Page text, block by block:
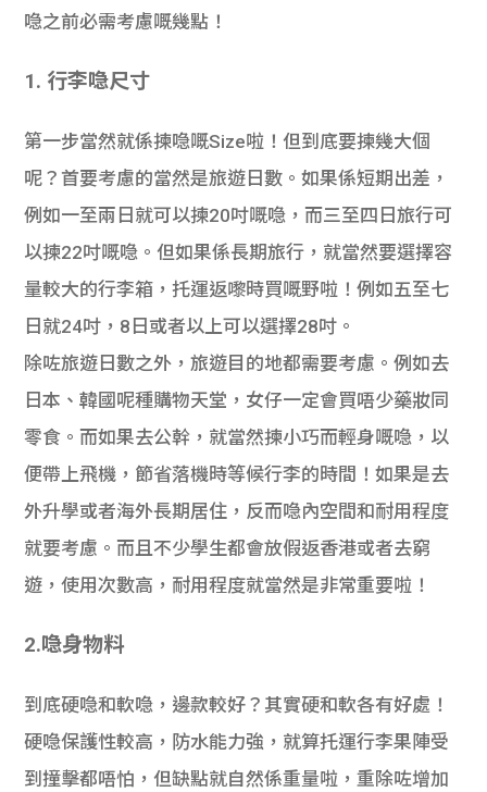
喼之前必需考慮嘅幾點！
1. 行李喼尺寸
第一步當然就係揀喼嘅Size啦！但到底要揀幾大個
呢？首要考慮的當然是旅遊日數。如果係短期出差，
例如一至兩日就可以揀20吋嘅喼，而三至四日旅行可
以揀22吋嘅喼。但如果係長期旅行，就當然要選擇容
量較大的行李箱，托運返嚟時買嘅野啦！例如五至七
日就24吋，8日或者以上可以選擇28吋。
除咗旅遊日數之外，旅遊目的地都需要考慮。例如去
日本、韓國呢種購物天堂，女仔一定會買唔少藥妝同
零食。而如果去公幹，就當然揀小巧而輕身嘅喼，以
便帶上飛機，節省落機時等候行李的時間！如果是去
外升學或者海外長期居住，反而喼內空間和耐用程度
就要考慮。而且不少學生都會放假返香港或者去窮
遊，使用次數高，耐用程度就當然是非常重要啦！
2.喼身物料
到底硬喼和軟喼，邊款較好？其實硬和軟各有好處！
硬喼保護性較高，防水能力強，就算托運行李果陣受
到撞擊都唔怕，但缺點就自然係重量啦，重除咗增加